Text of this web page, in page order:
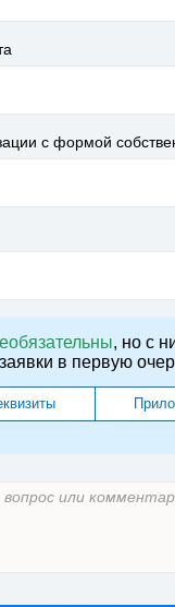
с формой
, но с
в первую